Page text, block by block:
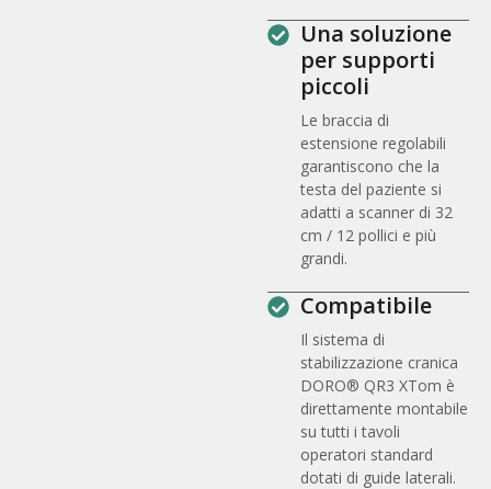
Una soluzione
per supporti
piccoli
Le braccia di
estensione regolabili
garantiscono che la
testa del paziente si
adatti a scanner di 32
cm / 12 pollici e più
grandi.
Compatibile
Il sistema di
stabilizzazione cranica
DORO® QR3 XTom è
direttamente montabile
su tutti i tavoli
operatori standard
dotati di guide laterali.